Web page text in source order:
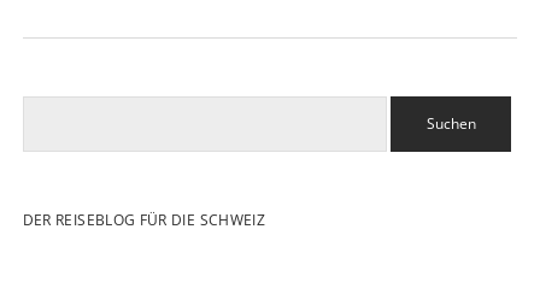
DER REISEBLOG FÜR DIE SCHWEIZ